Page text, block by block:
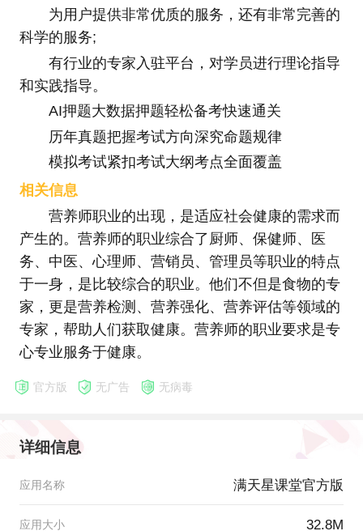
为用户提供非常优质的服务，还有非常完善的
科学的服务;
有行业的专家入驻平台，对学员进行理论指导
和实践指导。
AI押题大数据押题轻松备考快速通关
历年真题把握考试方向深究命题规律
模拟考试紧扣考试大纲考点全面覆盖
相关信息
营养师职业的出现，是适应社会健康的需求而
产生的。营养师的职业综合了厨师、保健师、医
务、中医、心理师、营销员、管理员等职业的特点
于一身，是比较综合的职业。他们不但是食物的专
家，更是营养检测、营养强化、营养评估等领域的
专家，帮助人们获取健康。营养师的职业要求是专
心专业服务于健康。
官方版 无广告 无病毒
详细信息
应用名称 满天星课堂官方版
应用大小 32.8M